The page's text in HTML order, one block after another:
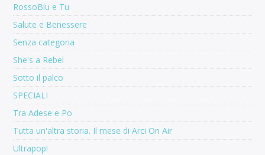
RossoBlu e Tu
Salute e Benessere
Senza categoria
She's a Rebel
Sotto il palco
SPECIALI
Tra Adese e Po
Tutta un'altra storia. Il mese di Arci On Air
Ultrapop!